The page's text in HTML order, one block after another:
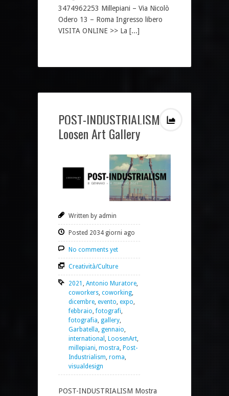
3474962253 Millepiani – Via Nicolò
Odero 13 – Roma Ingresso libero
VISITA ONLINE >> La [...]
POST-INDUSTRIALISM
Loosen Art Gallery
Written by admin
Posted 2034 giorni ago
No comments yet
Creatività/Culture
2021 , Antonio Muratore,
coworkers, coworking,
dicembre, evento, expo,
febbraio,fotografi,
fotografia, gallery,
Garbatella, gennaio,
international , LoosenArt,
millepiani, mostra, Post-
Industrialism, roma,
visualdesign
POST-INDUSTRIALISM Mostra